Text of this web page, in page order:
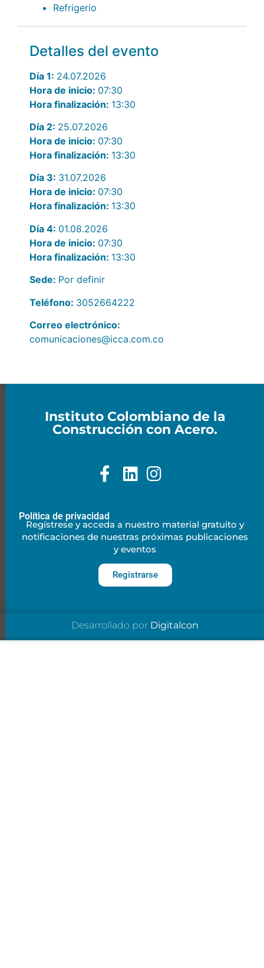
Refrigerio
Detalles del evento
Día 1: 24.07.2026
Hora de inicio: 07:30
Hora finalización: 13:30
Día 2: 25.07.2026
Hora de inicio: 07:30
Hora finalización: 13:30
Día 3: 31.07.2026
Hora de inicio: 07:30
Hora finalización: 13:30
Día 4: 01.08.2026
Hora de inicio: 07:30
Hora finalización: 13:30
Sede: Por definir
Teléfono: 3052664222
Correo electrónico:
comunicaciones@icca.com.co
Instituto Colombiano de la
Construcción con Acero.
Política de privacidad
Regístrese y acceda a nuestro material gratuito y
notificaciones de nuestras próximas publicaciones
y eventos
Registrarse
Desarrollado por Digitalcon